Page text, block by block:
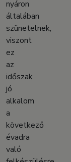
nyáron
általában
szünetelnek,
viszont
ez
az
időszak
jó
alkalom
a
következő
évadra
való